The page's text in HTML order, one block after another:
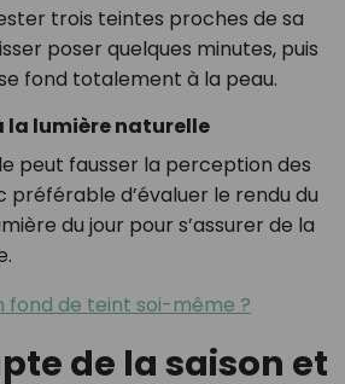
trois teintes proches de sa
poser quelques minutes, puis
fond totalement à la peau.
la lumière naturelle
peut fausser la perception des
préférable d’évaluer le rendu du
du jour pour s’assurer de la
fond de teint soi-même ?
de la saison et